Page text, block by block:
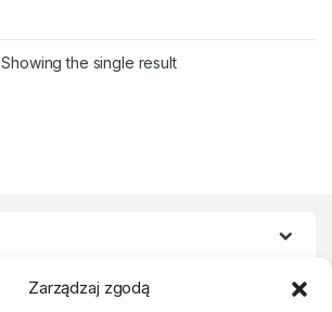
Zarządzaj zgodą
Showing the single result